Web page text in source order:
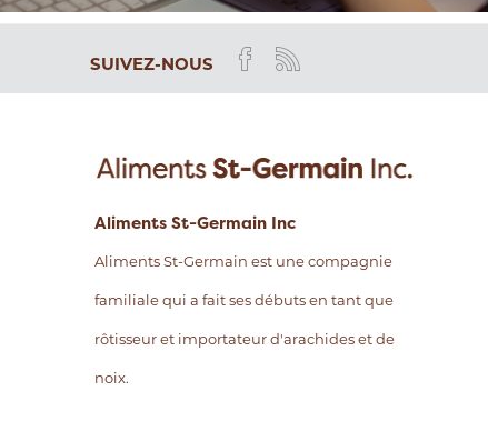
SUIVEZ-NOUS
Aliments St-Germain Inc
Aliments St-Germain est une compagnie
familiale qui a fait ses débuts en tant que
rôtisseur et importateur d'arachides et de
noix.